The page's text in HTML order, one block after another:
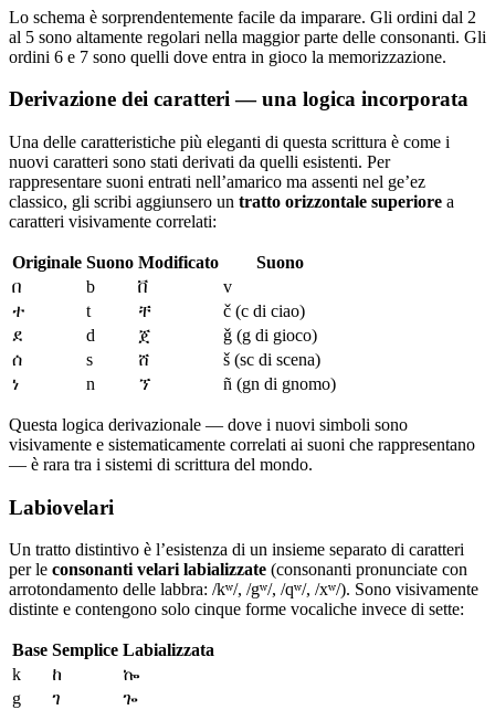
Lo schema è sorprendentemente facile da imparare. Gli ordini dal 2
al 5 sono altamente regolari nella maggior parte delle consonanti. Gli
ordini 6 e 7 sono quelli dove entra in gioco la memorizzazione.
Derivazione dei caratteri — una logica incorporata
Una delle caratteristiche più eleganti di questa scrittura è come i
nuovi caratteri sono stati derivati da quelli esistenti. Per
rappresentare suoni entrati nell’amarico ma assenti nel ge’ez
classico, gli scribi aggiunsero un tratto orizzontale superiore a
caratteri visivamente correlati:
Originale Suono Modificato
Suono
በ
b ቨ
v
ተ
t ቸ
č (c di ciao)
ደ
d ጀ
ǧ (g di gioco)
ሰ
s ሸ
š (sc di scena)
ነ
n ኘ ñ (gn di gnomo)
Questa logica derivazionale — dove i nuovi simboli sono
visivamente e sistematicamente correlati ai suoni che rappresentano
— è rara tra i sistemi di scrittura del mondo.
Labiovelari
Un tratto distintivo è l’esistenza di un insieme separato di caratteri
per le consonanti velari labializzate (consonanti pronunciate con
arrotondamento delle labbra: /kʷ/, /gʷ/, /qʷ/, /xʷ/). Sono visivamente
distinte e contengono solo cinque forme vocaliche invece di sette:
Base Semplice Labializzata
k
ከ
ኰ
g
ገ
ጐ